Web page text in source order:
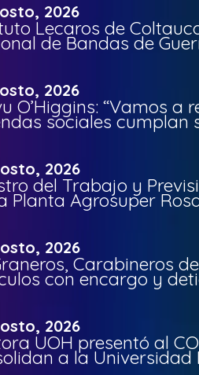
2026
Lecaros de
de Bandas de
2026
O’Higgins: “Vamos a
sociales cumplan
2026
del Trabajo y
Planta Agrosuper
2026
Carabineros
con encargo y
2026
UOH presentó al
a la Universidad